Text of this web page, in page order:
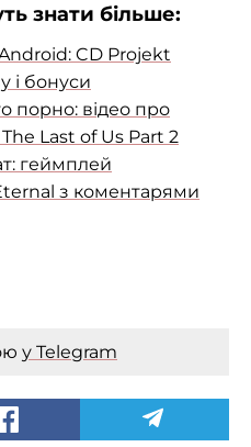
знати більше:
CD Projekt
і бонуси
порно: відео про
Last of Us Part 2
геймплей
з коментарями
у Telegram